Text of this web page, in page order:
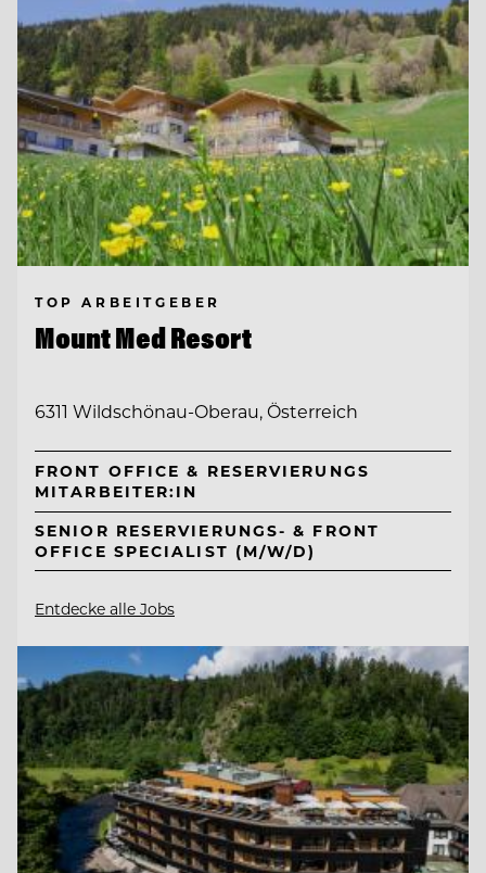
TOP ARBEITGEBER
Mount Med Resort
6311 Wildschönau-Oberau, Österreich
FRONT OFFICE & RESERVIERUNGS
MITARBEITER:IN
SENIOR RESERVIERUNGS- & FRONT
OFFICE SPECIALIST (M/W/D)
Entdecke alle Jobs